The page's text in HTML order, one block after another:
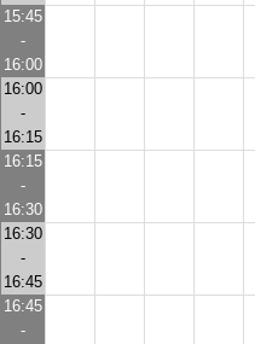
15:45
-
16:00
16:00
-
16:15
16:15
-
16:30
16:30
-
16:45
16:45
-